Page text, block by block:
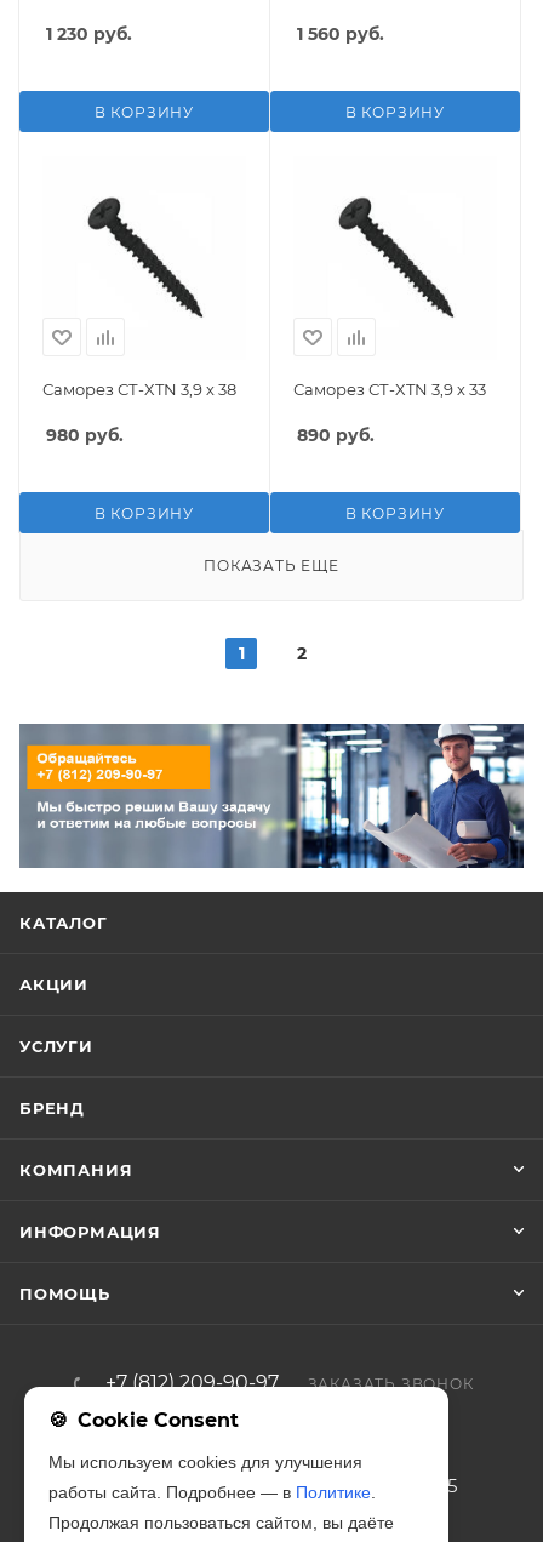
1 230 руб.
В КОРЗИНУ
1 560 руб.
В КОРЗИНУ
Саморез СТ-XTN 3,9 х 38
980 руб.
В КОРЗИНУ
Саморез СТ-XTN 3,9 х 33
890 руб.
В КОРЗИНУ
ПОКАЗАТЬ ЕЩЕ
1 2
КАТАЛОГ
АКЦИИ
УСЛУГИ
БРЕНД
КОМПАНИЯ
ИНФОРМАЦИЯ
ПОМОЩЬ
+7 (812) 209-90-97 ЗАКАЗАТЬ ЗВОНОК
zakaz@iso-forta.ru
г. Санкт-Петербург, Благодатная, 65
Cookie Consent
Мы используем cookies для улучшения
работы сайта. Подробнее — в Политике
Продолжая пользоваться сайтом, вы даёте